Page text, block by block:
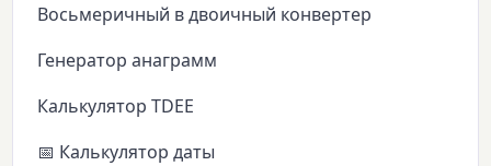
Восьмеричный в двоичный конвертер
Генератор анаграмм
Калькулятор TDEE
📅 Калькулятор даты